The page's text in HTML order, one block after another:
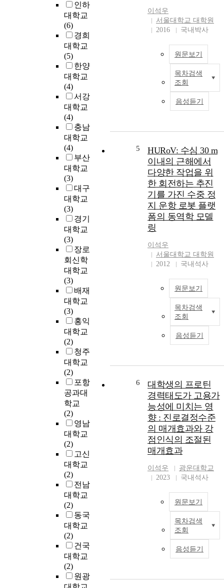
인하
대학교
(6)
경희
대학교
(5)
한양
대학교
(4)
서강
대학교
(4)
충남
대학교
(4)
부산
대학교
(3)
대구
대학교
(3)
경기
대학교
(3)
장로
회신학
대학교
(3)
배재
대학교
(3)
홍익
대학교
(2)
청주
대학교
(2)
포항
공과대
학교
(2)
영남
대학교
(2)
고신
대학교
(2)
전남
대학교
(2)
동국
대학교
(2)
건국
대학교
(2)
원광
이석우
서울대학교 대학원
2016
국내박사
원문보기
목차검색
조회
음성듣기
i
f
f
n
5
HURoV: 수심 30 m
이내의 근해에서
다양한 작업을 위
한 회전하는 추진
기를 가진 수중 정
지 운항 로봇 플랫
폼의 동역학 모델
링
이석우
서울대학교 대학원
2012
국내석사
원문보기
목차검색
조회
음성듣기
0
6
대학생의 프로틴
경력태도가 고용가
능성에 미치는 영
향 : 진로결정수준
의 매개효과와 강
점인식의 조절된
매개효과
이석우
광운대학교
2023
국내석사
원문보기
목차검색
조회
음성듣기